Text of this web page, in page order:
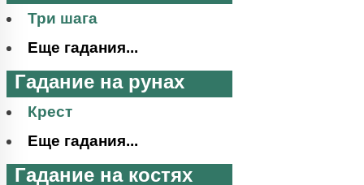
Три шага
Еще гадания...
Гадание на рунах
Крест
Еще гадания...
Гадание на костях